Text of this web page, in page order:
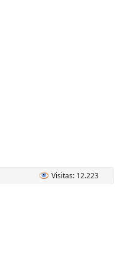
Visitas: 12.223